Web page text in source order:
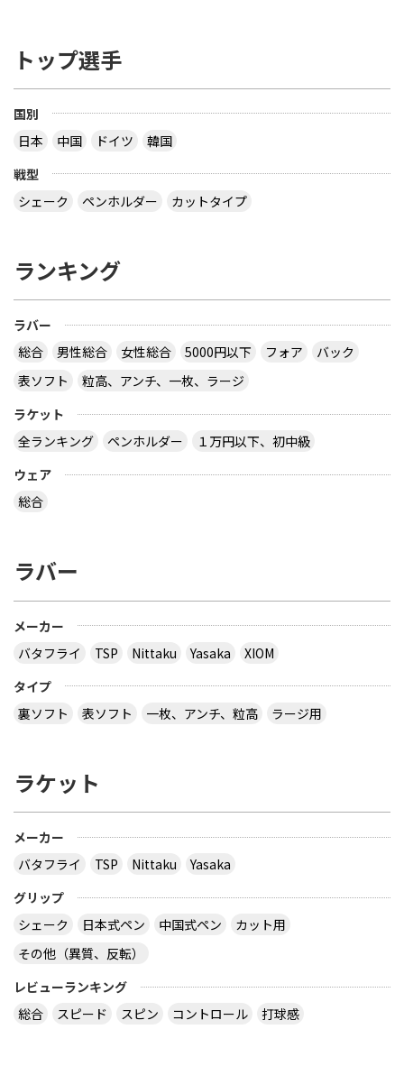
トップ選手
国別
日本
中国 ドイツ
韓国
戦型
シェーク
ペンホルダー カットタイプ
ランキング
ラバー
総合
男性総合 女性総合 5000円以下 フォア
バック
表ソフト
粒高、アンチ、一枚、ラージ
ラケット
全ランキング
ペンホルダー
１万円以下、初中級
ウェア
総合
ラバー
メーカー
バタフライ
TSP Nittaku Yasaka
XIOM
タイプ
裏ソフト
表ソフト 一枚、アンチ、粒高 ラージ用
ラケット
メーカー
バタフライ
TSP Nittaku
Yasaka
グリップ
シェーク
日本式ペン 中国式ペン
カット用
その他（異質、反転）
レビューランキング
総合
スピード スピン コントロール 打球感